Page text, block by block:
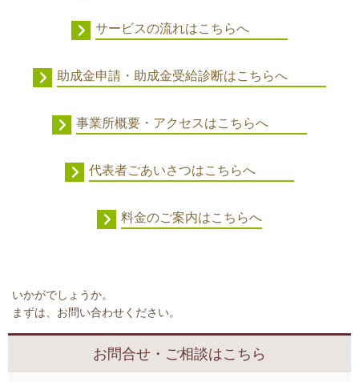
サービスの流れはこちらへ
助成金申請・助成金受給診断はこちらへ
事業所概要・アクセスはこちらへ
代表者ごあいさつはこちらへ
料金のご案内はこちらへ
いかがでしょうか。
まずは、お問い合わせください。
お問合せ・ご相談はこちら